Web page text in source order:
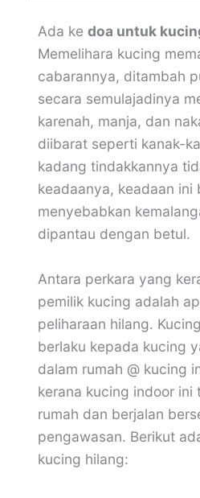
Ada kedoa untuk
Memelihara kucing
cabarannya, ditambah
secara semulajadinya
karenah, manja, dan
diibarat seperti kanak-
kadang tindakkannya
keadaanya, keadaan ini
menyebabkan
dipantau dengan betul.
Antara perkara yang
pemilik kucing adalah
peliharaan hilang.
berlaku kepada kucing
dalam rumah @ kucing
kerana kucing indoor ini
rumah dan berjalan
pengawasan. Berikut
kucing hilang: